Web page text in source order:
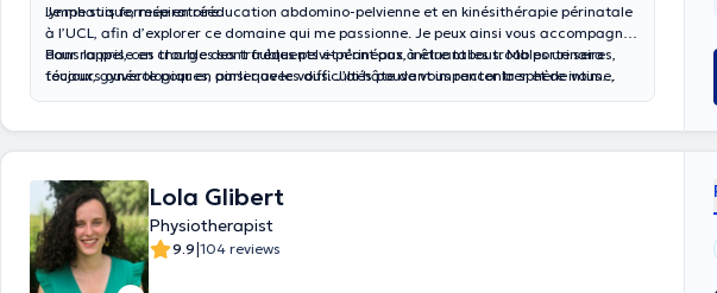
lymphatique, respiratoire.
Je me suis formée en rééducation abdomino-pelvienne et en kinésithérapie périnatale
à l’UCL, afin d’explorer ce domaine qui me passionne. Je peux ainsi vous accompagner
dans la prise en charge des troubles pelvi-périnéaux, incluant les troubles urinaires,
fécaux, gynécologiques, ainsi que les difficultés pouvant impacter la sphère intime,
Pour rappel, ces troubles sont fréquents et n’ont pas à être tabous. Ma porte sera
toujours ouverte pour en parler avec vous. J’ai hâte de vous rencontrer et de vous
Lola Glibert
Physiotherapist
9.9|104 reviews